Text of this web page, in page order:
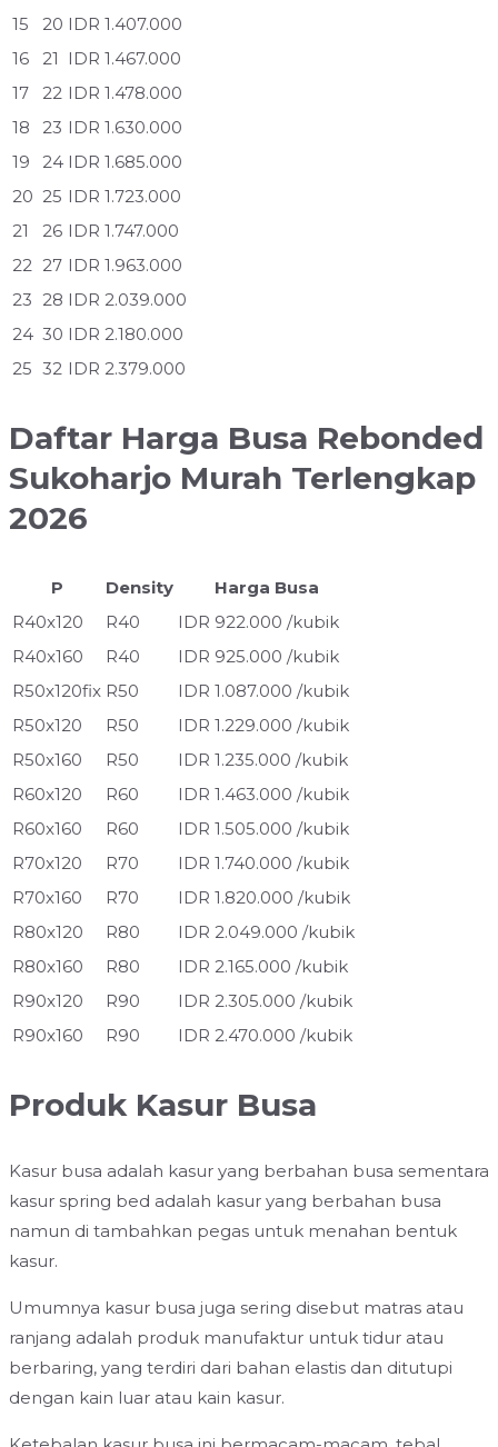
15 20 IDR 1.407.000
16
21
IDR 1.467.000
17
22 IDR 1.478.000
18
23 IDR 1.630.000
19
24 IDR 1.685.000
20 25 IDR 1.723.000
21
26 IDR 1.747.000
22 27 IDR 1.963.000
23 28 IDR 2.039.000
24 30 IDR 2.180.000
25 32 IDR 2.379.000
Daftar Harga Busa Rebonded
Sukoharjo Murah Terlengkap
2026
P Density
Harga Busa
R40x120
R40
IDR 922.000 /kubik
R40x160
R40
IDR 925.000 /kubik
R50x120fix R50
IDR 1.087.000 /kubik
R50x120
R50
IDR 1.229.000 /kubik
R50x160
R50
IDR 1.235.000 /kubik
R60x120
R60
IDR 1.463.000 /kubik
R60x160
R60
IDR 1.505.000 /kubik
R70x120
R70
IDR 1.740.000 /kubik
R70x160
R70
IDR 1.820.000 /kubik
R80x120
R80
IDR 2.049.000 /kubik
R80x160
R80
IDR 2.165.000 /kubik
R90x120
R90
IDR 2.305.000 /kubik
R90x160
R90 IDR 2.470.000 /kubik
Produk Kasur Busa
Kasur busa adalah kasur yang berbahan busa sementara
kasur spring bed adalah kasur yang berbahan busa
namun di tambahkan pegas untuk menahan bentuk
kasur.
Umumnya kasur busa juga sering disebut matras atau
ranjang adalah produk manufaktur untuk tidur atau
berbaring, yang terdiri dari bahan elastis dan ditutupi
dengan kain luar atau kain kasur.